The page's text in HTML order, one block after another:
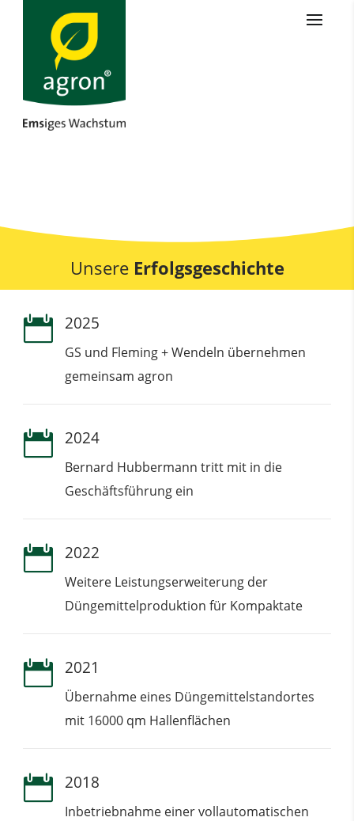
Unsere Erfolgsgeschichte
 2025
GS und Fleming + Wendeln übernehmen
gemeinsam agron
 2024
Bernard Hubbermann tritt mit in die
Geschäftsführung ein
 2022
Weitere Leistungserweiterung der
Düngemittelproduktion für Kompaktate
 2021
Übernahme eines Düngemittelstandortes
mit 16000 qm Hallenflächen
 2018
Inbetriebnahme einer vollautomatischen